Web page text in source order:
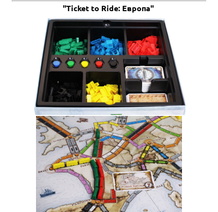
"Ticket to Ride: Европа"